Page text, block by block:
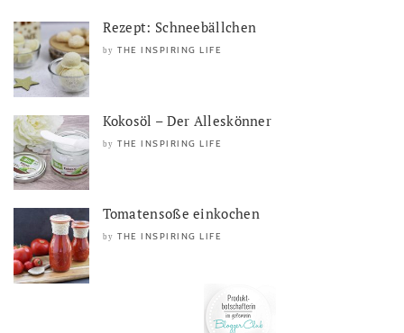
Rezept: Schneebällchen
by THE INSPIRING LIFE
Kokosöl – Der Alleskönner
by THE INSPIRING LIFE
Tomatensoße einkochen
by THE INSPIRING LIFE